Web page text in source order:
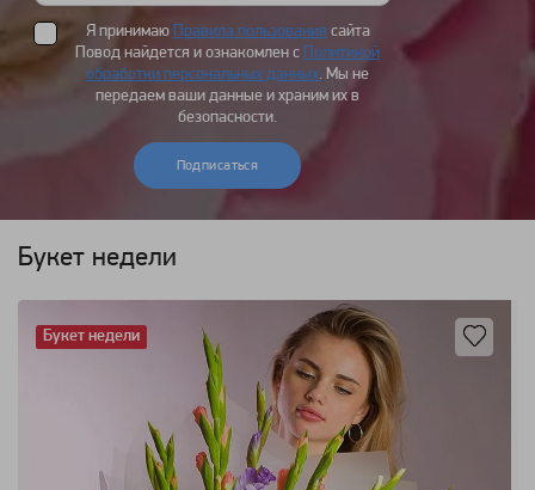
Я принимаю Правила пользования сайта
Повод найдется и ознакомлен с Политикой
обработки персональных данных. Мы не
передаем ваши данные и храним их в
безопасности.
Подписаться
Букет недели
Букет недели